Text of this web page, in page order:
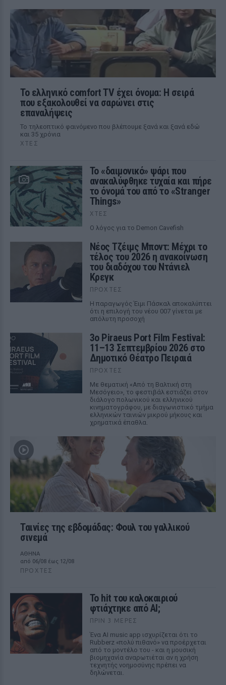
Το ελληνικό comfort TV έχει όνομα: Η σειρά
που εξακολουθεί να σαρώνει στις
επαναλήψεις
Το τηλεοπτικό φαινόμενο που βλέπουμε ξανά και ξανά εδώ
και 35 χρόνια
ΧΤΕΣ
Το «δαιμονικό» ψάρι που
ανακαλύφθηκε τυχαία και πήρε
το όνομά του από το «Stranger
Things»
ΧΤΕΣ
Ο λόγος για το Demon Cavefish
Νέος Τζέιμς Μποντ: Μέχρι το
τέλος του 2026 η ανακοίνωση
του διαδόχου του Ντάνιελ
Κρεγκ
ΠΡΟΧΤΈΣ
Η παραγωγός Έιμι Πάσκαλ αποκαλύπτει
ότι η επιλογή του νέου 007 γίνεται με
απόλυτη προσοχή
3ο Piraeus Port Film Festival:
11–13 Σεπτεμβρίου 2026 στο
Δημοτικό Θέατρο Πειραιά
ΠΡΟΧΤΈΣ
Με θεματική «Από τη Βαλτική στη
Μεσόγειο», το φεστιβάλ εστιάζει στον
διάλογο πολωνικού και ελληνικού
κινηματογράφου, με διαγωνιστικό τμήμα
ελληνικών ταινιών μικρού μήκους και
χρηματικά έπαθλα.
Ταινίες της εβδομάδας: Φουλ του γαλλικού
σινεμά
ΑΘΗΝΑ
από 06/08 έως 12/08
ΠΡΟΧΤΈΣ
Το hit του καλοκαιριού
φτιάχτηκε από AI;
ΠΡΙΝ 3 ΜΈΡΕΣ
Ένα AI music app ισχυρίζεται ότι το
Rubberz «πολύ πιθανό» να προέρχεται
από το μοντέλο του - και η μουσική
βιομηχανία αναρωτιέται αν η χρήση
τεχνητής νοημοσύνης πρέπει να
δηλώνεται.